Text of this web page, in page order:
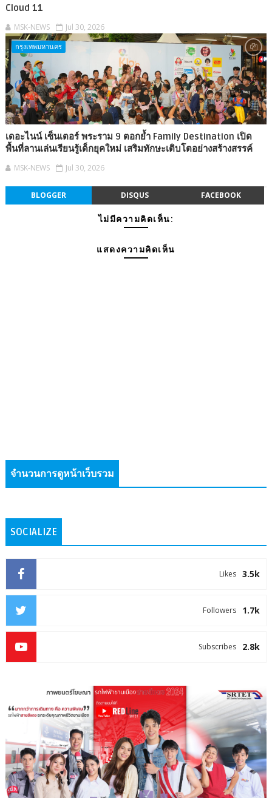
Cloud 11
MSK-NEWS Jul 30, 2026
กรุงเทพมหานคร
เดอะไนน์ เซ็นเตอร์ พระราม 9 ตอกย้ำ Family Destination เปิด
พื้นที่ลานเล่นเรียนรู้เด็กยุคใหม่ เสริมทักษะเติบโตอย่างสร้างสรรค์
MSK-NEWS Jul 30, 2026
BLOGGER DISQUS FACEBOOK
ไม่มีความคิดเห็น:
แสดงความคิดเห็น
จำนวนการดูหน้าเว็บรวม
SOCIALIZE
3.5k
Likes
1.7k
Followers
2.8k
Subscribes